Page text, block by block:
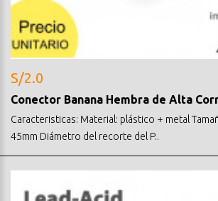
S/2.0
Conector Banana Hembra de Alta
Caracteristicas: Material: plástico + metal
45mm Diámetro del recorte del P..